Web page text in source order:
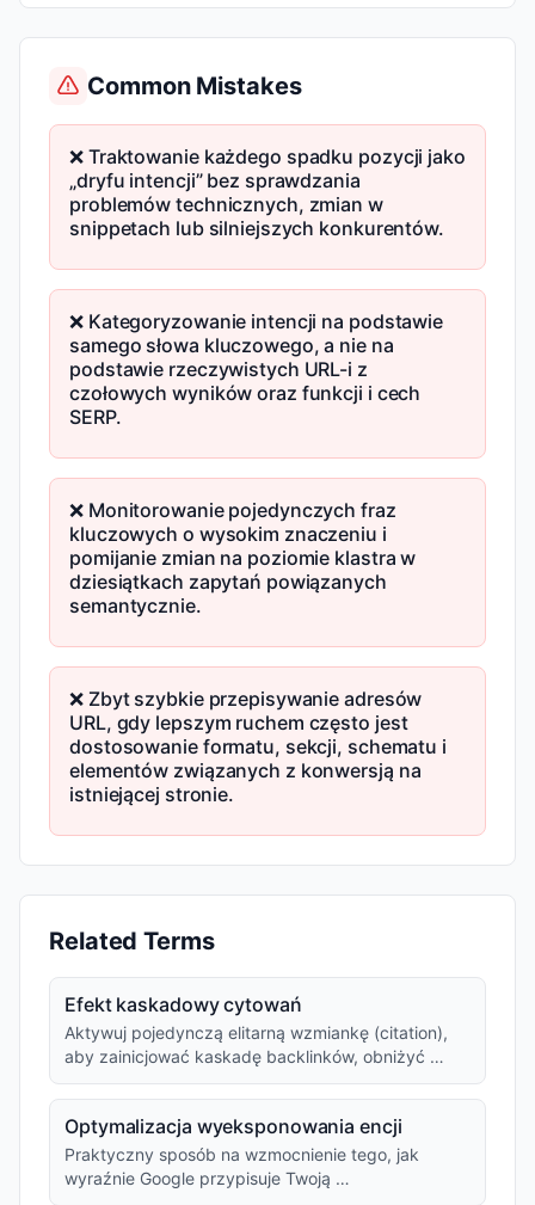
Common Mistakes
❌ Traktowanie każdego spadku pozycji jako
„dryfu intencji” bez sprawdzania
problemów technicznych, zmian w
snippetach lub silniejszych konkurentów.
❌ Kategoryzowanie intencji na podstawie
samego słowa kluczowego, a nie na
podstawie rzeczywistych URL-i z
czołowych wyników oraz funkcji i cech
SERP.
❌ Monitorowanie pojedynczych fraz
kluczowych o wysokim znaczeniu i
pomijanie zmian na poziomie klastra w
dziesiątkach zapytań powiązanych
semantycznie.
❌ Zbyt szybkie przepisywanie adresów
URL, gdy lepszym ruchem często jest
dostosowanie formatu, sekcji, schematu i
elementów związanych z konwersją na
istniejącej stronie.
Related Terms
Efekt kaskadowy cytowań
Aktywuj pojedynczą elitarną wzmiankę (citation),
aby zainicjować kaskadę backlinków, obniżyć …
Optymalizacja wyeksponowania encji
Praktyczny sposób na wzmocnienie tego, jak
wyraźnie Google przypisuje Twoją …